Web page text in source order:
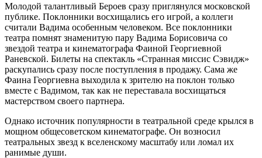
Молодой талантливый Бероев сразу приглянулся московской
публике. Поклонники восхищались его игрой, а коллеги
считали Вадима особенным человеком. Все поклонники
театра помнят знаменитую пару Вадима Борисовича со
звездой театра и кинематографа Фаиной Георгиевной
Раневской. Билеты на спектакль «Странная миссис Сэвидж»
раскупались сразу после поступления в продажу. Сама же
Фаина Георгиевна выходила к зрителю на поклон только
вместе с Вадимом, так как не переставала восхищаться
мастерством своего партнера.
Однако источник популярности в театральной среде крылся в
мощном общесоветском кинематографе. Он возносил
театральных звезд к вселенскому масштабу или ломал их
ранимые души.